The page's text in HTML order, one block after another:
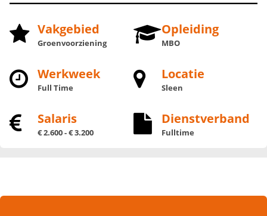
Vakgebied
Groenvoorziening
Opleiding
MBO
Werkweek
Full Time
Locatie
Sleen
Salaris
€ 2.600 - € 3.200
Dienstverband
Fulltime